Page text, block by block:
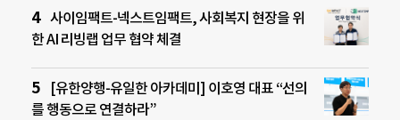
사이임팩트-넥스트임팩트, 사회복지 현장을 위
한 AI 리빙랩 업무 협약 체결
[유한양행-유일한 아카데미] 이호영 대표 “선의
를 행동으로 연결하라”